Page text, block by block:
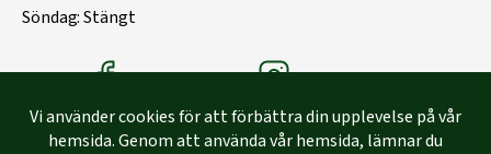
Söndag: Stängt
Träbolagets FacebookTräbolagets instagram